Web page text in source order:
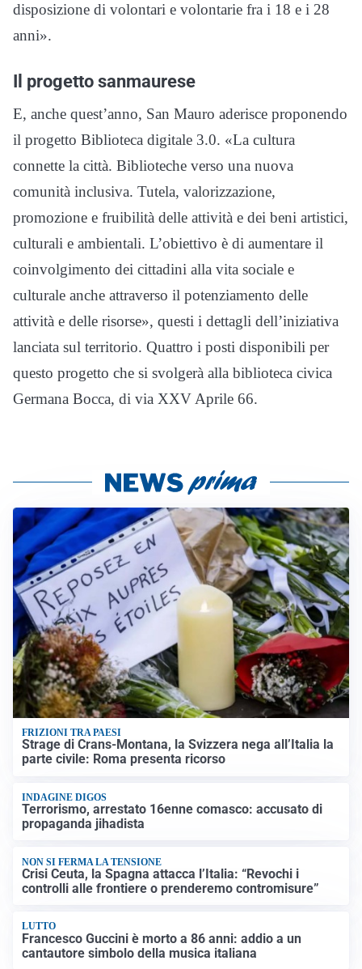
disposizione di volontari e volontarie fra i 18 e i 28
anni».
Il progetto sanmaurese
E, anche quest’anno, San Mauro aderisce proponendo
il progetto Biblioteca digitale 3.0. «La cultura
connette la città. Biblioteche verso una nuova
comunità inclusiva. Tutela, valorizzazione,
promozione e fruibilità delle attività e dei beni artistici,
culturali e ambientali. L’obiettivo è di aumentare il
coinvolgimento dei cittadini alla vita sociale e
culturale anche attraverso il potenziamento delle
attività e delle risorse», questi i dettagli dell’iniziativa
lanciata sul territorio. Quattro i posti disponibili per
questo progetto che si svolgerà alla biblioteca civica
Germana Bocca, di via XXV Aprile 66.
FRIZIONI TRA PAESI
Strage di Crans-Montana, la Svizzera nega all’Italia la
parte civile: Roma presenta ricorso
INDAGINE DIGOS
Terrorismo, arrestato 16enne comasco: accusato di
propaganda jihadista
NON SI FERMA LA TENSIONE
Crisi Ceuta, la Spagna attacca l’Italia: “Revochi i
controlli alle frontiere o prenderemo contromisure”
LUTTO
Francesco Guccini è morto a 86 anni: addio a un
cantautore simbolo della musica italiana